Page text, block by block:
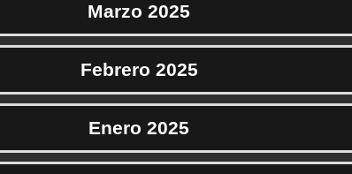
Marzo 2025
Febrero 2025
Enero 2025